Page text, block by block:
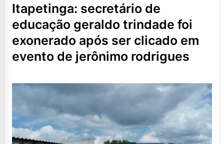
itapetinga: secretário de
educação geraldo trindade foi
exonerado após ser clicado em
evento de jerônimo rodrigues